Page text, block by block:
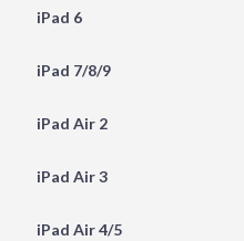
iPad 6
iPad 7/8/9
iPad Air 2
iPad Air 3
iPad Air 4/5